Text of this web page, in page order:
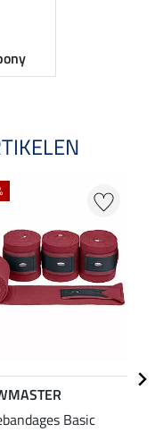
Basic